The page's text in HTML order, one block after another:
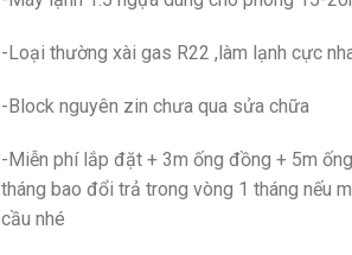
-Loại thường xài gas R22 ,làm lạnh cực
-Block nguyên zin chưa qua sửa chữa
-Miễn phí lắp đặt + 3m ống đồng + 5m
tháng bao đổi trả trong vòng 1 tháng nếu
cầu nhé